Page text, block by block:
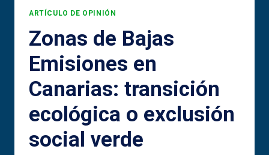
E
IDENTIDAD
CANARIA
ARTÍCULO DE OPINIÓN
Zonas de Bajas
Emisiones en
Canarias: transición
ecológica o exclusión
social verde